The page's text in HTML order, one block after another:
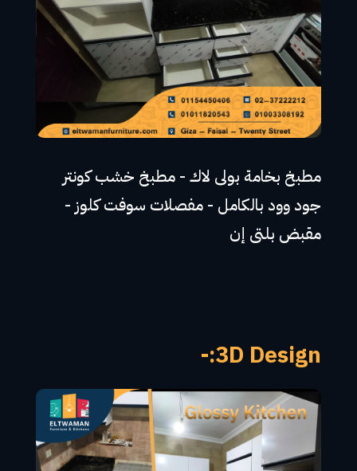
مطبخ بخامة بولى لاك - مطبخ خشب كونتر
جود وود بالكامل - مفصلات سوفت كلوز -
مقبض بلتى إن
3D Design:-